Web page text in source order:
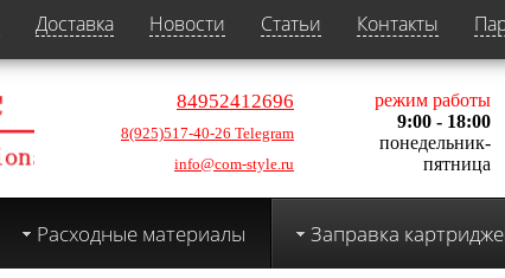
Доставка Новости Статьи Контакты
84952412696
8(925)517-40-26 Telegram
info@com-style.ru
режим работы
9:00 - 18:00
понедельник-
пятница
Расходные материалы Заправка